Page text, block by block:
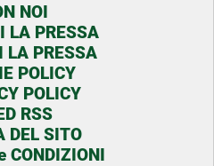
NOI
LA PRESSA
LA PRESSA
POLICY
POLICY
RSS
DEL SITO
CONDIZIONI